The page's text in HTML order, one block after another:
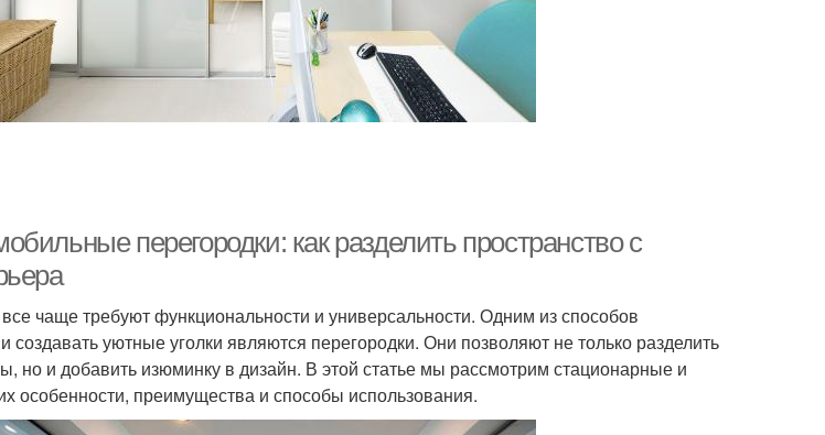
перегородки: как разделить пространство с
чаще требуют функциональности и универсальности. Одним из способов
создавать уютные уголки являются перегородки. Они позволяют не только разделить
но и добавить изюминку в дизайн. В этой статье мы рассмотрим стационарные и
особенности, преимущества и способы использования.